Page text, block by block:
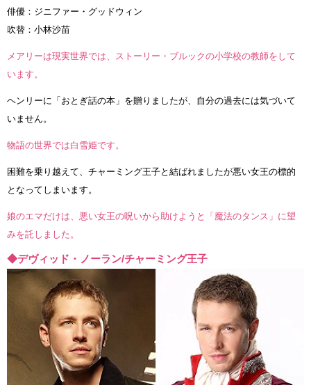
俳優：ジニファー・グッドウィン
吹替：小林沙苗
メアリーは現実世界では、ストーリー・ブルックの小学校の教師をして
います。
ヘンリーに「おとぎ話の本」を贈りましたが、自分の過去には気づいて
いません。
物語の世界では白雪姫です。
困難を乗り越えて、チャーミング王子と結ばれましたが悪い女王の標的
となってしまいます。
娘のエマだけは、悪い女王の呪いから助けようと「魔法のタンス」に望
みを託しました。
◆デヴィッド・ノーラン/チャーミング王子